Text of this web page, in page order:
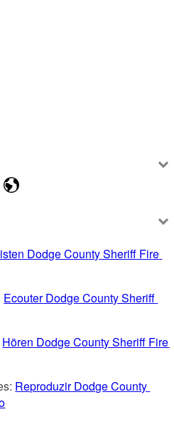
Dodge County Sheriff Fire
Ecouter Dodge County Sheriff
Hören Dodge County Sheriff Fire
Reproduzir Dodge County